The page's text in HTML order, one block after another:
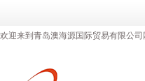
欢迎来到青岛澳海源国际贸易有限公司